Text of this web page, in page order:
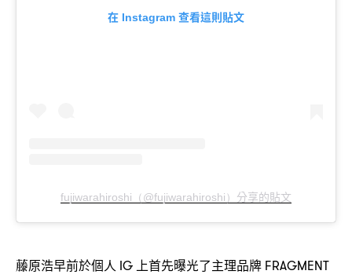
在 Instagram 查看這則貼文
fujiwarahiroshi（@fujiwarahiroshi） 分享的貼文
藤原浩早前於個人 IG 上首先曝光了主理品牌 FRAGMENT